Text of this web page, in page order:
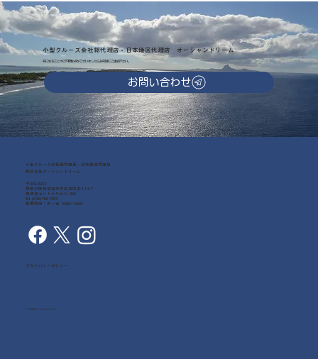
小型クルーズ会社総代理店・日本地区代理店 オーシャンドリーム
気になることやご不明な点がございましたらお気軽にご連絡下さい。
お問い合わせ
小型クルーズ会社総代理店・日本地区代理店
株式会社オーシャンドリーム
〒252-0239
神奈川県相模原市中央区中央3-14-7
相模原セントラルビル 602
Tel: (042)768-7203
営業時間：月～金 10:00~18:00
プライバシーポリシー
© 2026 by Ocean Dream